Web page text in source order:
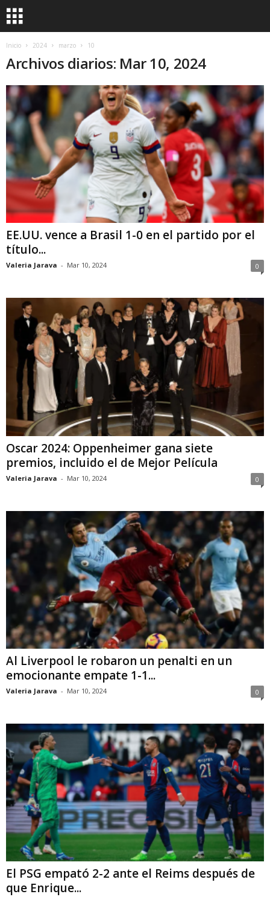
Inicio 2024 marzo 10
Archivos diarios: Mar 10, 2024
EE.UU. vence a Brasil 1-0 en el partido por el
título...
Valeria Jarava - Mar 10, 2024 0
Oscar 2024: Oppenheimer gana siete
premios, incluido el de Mejor Película
Valeria Jarava - Mar 10, 2024 0
Al Liverpool le robaron un penalti en un
emocionante empate 1-1...
Valeria Jarava - Mar 10, 2024 0
El PSG empató 2-2 ante el Reims después de
que Enrique...